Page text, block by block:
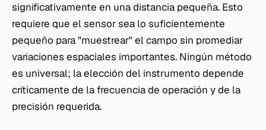
significativamente en una distancia pequeña. Esto
requiere que el sensor sea lo suficientemente
pequeño para "muestrear" el campo sin promediar
variaciones espaciales importantes. Ningún método
es universal; la elección del instrumento depende
críticamente de la frecuencia de operación y de la
precisión requerida.